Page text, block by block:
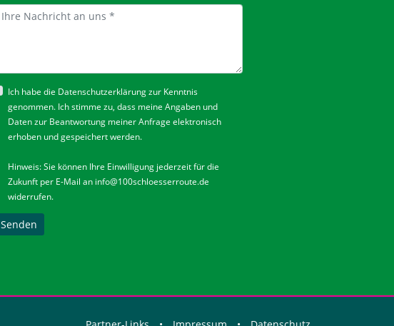
Ich habe die Datenschutzerklärungzur Kenntnis
genommen. Ich stimme zu, dass meine Angaben und
Daten zur Beantwortung meiner Anfrage elektronisch
erhoben und gespeichert werden.
Hinweis: Sie können Ihre Einwilligung jederzeit für die
Zukunft per E-Mail an info@100schloesserroute.de
widerrufen.
Senden